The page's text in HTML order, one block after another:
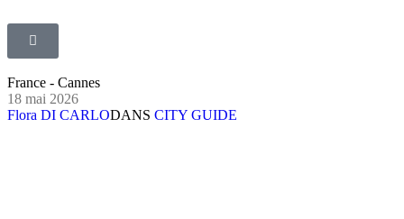
France - Cannes
18 mai 2026
Flora DI CARLODANS CITY GUIDE